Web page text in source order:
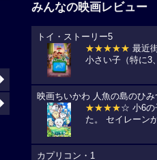
みんなの映画レビュー
トイ・ストーリー5
★★★★★ 最近
小さい子（特に3
映画ちいかわ 人魚の島のひみ
★★★★☆ 小6の
た。 セイレーン
カプリコン・1